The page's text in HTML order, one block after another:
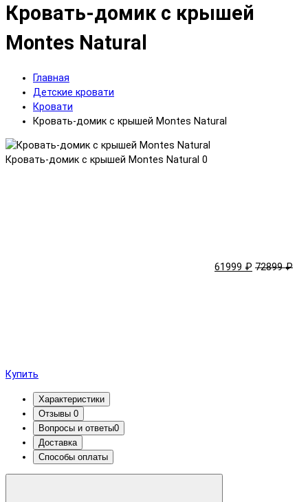
Кровать-домик с крышей
Montes Natural
Главная
Детские кровати
Кровати
Кровать-домик с крышей Montes Natural
Кровать-домик с крышей Montes Natural 0
61999 ₽ 72899 ₽
Купить
Характеристики
Отзывы 0
Вопросы и ответы0
Доставка
Способы оплаты